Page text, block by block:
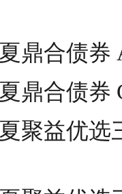
鼎合债券
鼎合债券
聚益优